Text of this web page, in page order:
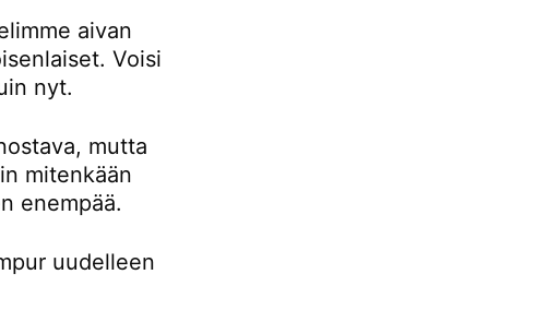
aivan
Voisi
nyt.
mutta
mitenkään
enempää.
uudelleen